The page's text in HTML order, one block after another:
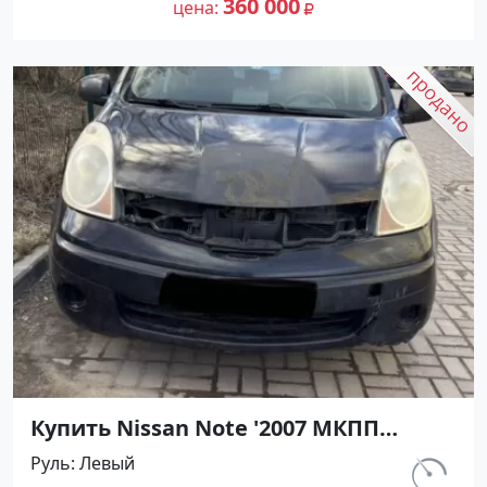
цена 360 000
Купить Nissan Note '2007 МКПП
(1400/88 л.с.) Бензин инжектор
Крымск цвет Черный Хетчбэк по
Руль Левый